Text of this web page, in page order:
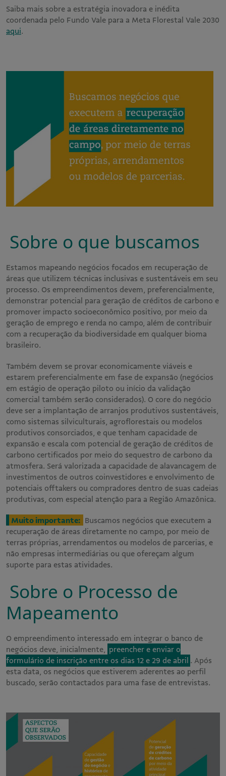
Saiba mais sobre a estratégia inovadora e inédita
coordenada pelo Fundo Vale para a Meta Florestal Vale 2030
aqui.
Sobre o que buscamos
Estamos mapeando negócios focados em recuperação de
áreas que utilizem técnicas inclusivas e sustentáveis em seu
processo. Os empreendimentos devem, preferencialmente,
demonstrar potencial para geração de créditos de carbono e
promover impacto socioeconômico positivo, por meio da
geração de emprego e renda no campo, além de contribuir
com a recuperação da biodiversidade em qualquer bioma
brasileiro.
Também devem se provar economicamente viáveis e
estarem preferencialmente em fase de expansão (negócios
em estágio de operação piloto ou início da validação
comercial também serão considerados). O core do negócio
deve ser a implantação de arranjos produtivos sustentáveis,
como sistemas silviculturais, agroflorestais ou modelos
produtivos consorciados, e que tenham capacidade de
expansão e escala com potencial de geração de créditos de
carbono certificados por meio do sequestro de carbono da
atmosfera. Será valorizada a capacidade de alavancagem de
investimentos de outros coinvestidores e envolvimento de
potenciais offtakers ou compradores dentro de suas cadeias
produtivas, com especial atenção para a Região Amazônica.
Muito importante: Buscamos negócios que executem a
recuperação de áreas diretamente no campo, por meio de
terras próprias, arrendamentos ou modelos de parcerias, e
não empresas intermediárias ou que ofereçam algum
suporte para estas atividades.
Sobre o Processo de
Mapeamento
O empreendimento interessado em integrar o banco de
negócios deve, inicialmente, preencher e enviar o
formulário de inscrição entre os dias 12 e 29 de abril . Após
esta data, os negócios que estiverem aderentes ao perfil
buscado, serão contactados para uma fase de entrevistas.